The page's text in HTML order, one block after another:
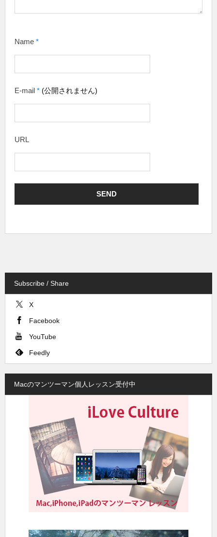
Name *
E-mail * (公開されません)
URL
Subscribe / Share
X
Facebook
YouTube
Feedly
Macのマンツーマン個人レッスン受付中